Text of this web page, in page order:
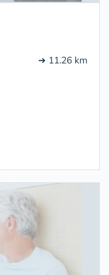
➔ 11.26 km